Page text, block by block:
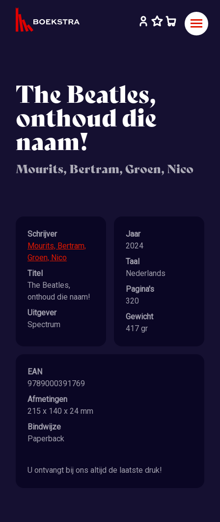
The Beatles,
onthoud die
naam!
Mourits, Bertram, Groen, Nico
Schrijver
Mourits, Bertram,
Groen, Nico
Titel
The Beatles,
onthoud die naam!
Uitgever
Spectrum
Jaar
2024
Taal
Nederlands
Pagina's
320
Gewicht
417 gr
EAN
9789000391769
Afmetingen
215 x 140 x 24 mm
Bindwijze
Paperback
U ontvangt bij ons altijd de laatste druk!